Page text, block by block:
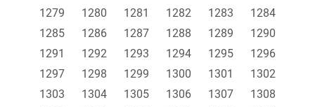
1279
1280 1281 1282 1283
1284
1285
1286 1287 1288 1289
1290
1291
1292 1293 1294 1295
1296
1297
1298 1299 1300 1301
1302
1303
1304 1305 1306 1307
1308